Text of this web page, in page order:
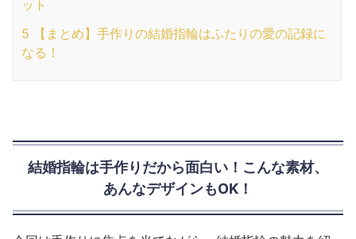
ット
5 【まとめ】手作りの結婚指輪はふたりの愛の記録に
なる！
結婚指輪は手作りだから面白い！こんな素材、
あんなデザインもOK！